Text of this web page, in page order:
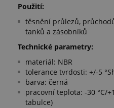
Použití:
těsnění průlezů,
tanků a zásobníků
Technické parametry:
materiál: NBR
tolerance tvrdosti: +/-5
barva: černá
pracovní teplota: -30 °C/
tabulce)